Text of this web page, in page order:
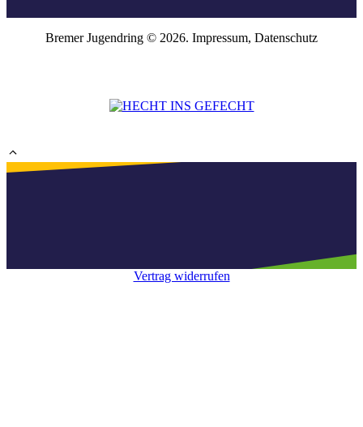
Bremer Jugendring © 2026. Impressum, Datenschutz
Vertrag widerrufen